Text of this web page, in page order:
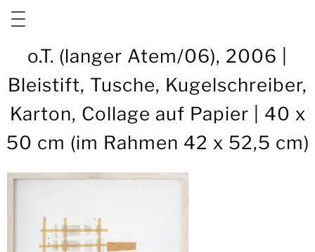
o.T. (langer Atem/06), 2006 |
Bleistift, Tusche, Kugelschreiber,
Karton, Collage auf Papier | 40 x
50 cm (im Rahmen 42 x 52,5 cm)